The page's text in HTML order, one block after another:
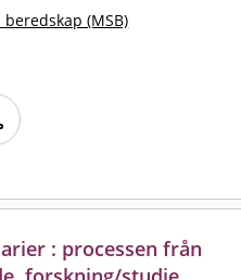
(MSB)
: processen från